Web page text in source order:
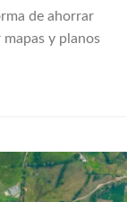
de ahorrar
y planos